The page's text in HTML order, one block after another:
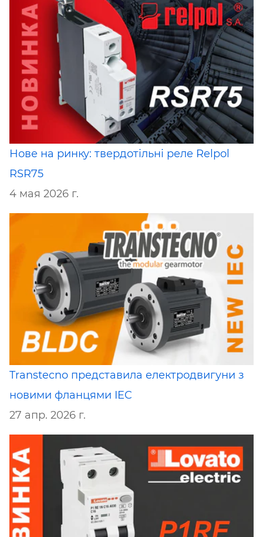
Нове на ринку: твердотільні реле Relpol
RSR75
4 мая 2026 г.
Transtecno представила електродвигуни з
новими фланцями IEC
27 апр. 2026 г.